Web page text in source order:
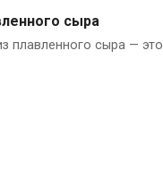
сыр
сыра
плавленного сыра — это